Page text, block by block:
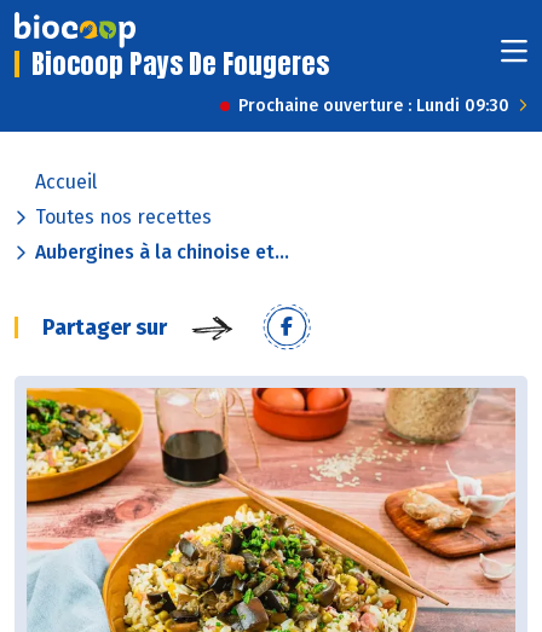
Biocoop Pays De Fougeres
Prochaine ouverture : Lundi 09:30
Accueil
Toutes nos recettes
Aubergines à la chinoise et...
Partager sur